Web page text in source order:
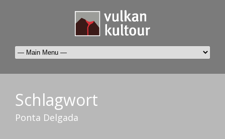
Schlagwort
Ponta Delgada